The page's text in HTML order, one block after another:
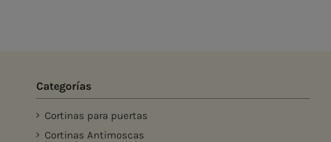
Categorías
Cortinas para puertas
Cortinas Antimoscas